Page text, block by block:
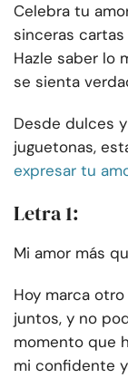
Celebra tu
sinceras
Hazle saber lo
se sienta
Desde dulces
juguetonas,
expresar tu
Letra 1:
Mi amor más
Hoy marca
juntos, y no
momento que
mi confidente